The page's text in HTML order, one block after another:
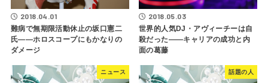
2018.04.01
難病で無期限活動休止の坂口憲二
氏――ホロスコープにもかなりの
ダメージ
2018.05.03
世界的人気DJ・アヴィーチーは自
殺だった――キャリアの成功と内
面の葛藤
ニュース 話題の人